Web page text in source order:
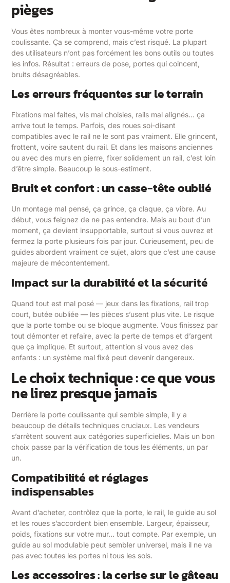
pièges
Vous êtes nombreux à monter vous-même votre porte
coulissante. Ça se comprend, mais c’est risqué. La plupart
des utilisateurs n’ont pas forcément les bons outils ou toutes
les infos. Résultat : erreurs de pose, portes qui coincent,
bruits désagréables.
Les erreurs fréquentes sur le terrain
Fixations mal faites, vis mal choisies, rails mal alignés… ça
arrive tout le temps. Parfois, des roues soi-disant
compatibles avec le rail ne le sont pas vraiment. Elle grincent,
frottent, voire sautent du rail. Et dans les maisons anciennes
ou avec des murs en pierre, fixer solidement un rail, c’est loin
d’être simple. Beaucoup le sous-estiment.
Bruit et confort : un casse-tête oublié
Un montage mal pensé, ça grince, ça claque, ça vibre. Au
début, vous feignez de ne pas entendre. Mais au bout d’un
moment, ça devient insupportable, surtout si vous ouvrez et
fermez la porte plusieurs fois par jour. Curieusement, peu de
guides abordent vraiment ce sujet, alors que c’est une cause
majeure de mécontentement.
Impact sur la durabilité et la sécurité
Quand tout est mal posé — jeux dans les fixations, rail trop
court, butée oubliée — les pièces s’usent plus vite. Le risque
que la porte tombe ou se bloque augmente. Vous finissez par
tout démonter et refaire, avec la perte de temps et d’argent
que ça implique. Et surtout, attention si vous avez des
enfants : un système mal fixé peut devenir dangereux.
Le choix technique : ce que vous
ne lirez presque jamais
Derrière la porte coulissante qui semble simple, il y a
beaucoup de détails techniques cruciaux. Les vendeurs
s’arrêtent souvent aux catégories superficielles. Mais un bon
choix passe par la vérification de tous les éléments, un par
un.
Compatibilité et réglages
indispensables
Avant d’acheter, contrôlez que la porte, le rail, le guide au sol
et les roues s’accordent bien ensemble. Largeur, épaisseur,
poids, fixations sur votre mur… tout compte. Par exemple, un
guide au sol modulable peut sembler universel, mais il ne va
pas avec toutes les portes ni tous les sols.
Les accessoires : la cerise sur le gâteau